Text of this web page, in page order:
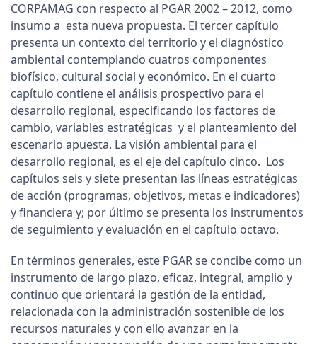
CORPAMAG con respecto al PGAR 2002 – 2012, como
insumo a esta nueva propuesta. El tercer capítulo
presenta un contexto del territorio y el diagnóstico
ambiental contemplando cuatros componentes
biofísico, cultural social y económico. En el cuarto
capítulo contiene el análisis prospectivo para el
desarrollo regional, especificando los factores de
cambio, variables estratégicas y el planteamiento del
escenario apuesta. La visión ambiental para el
desarrollo regional, es el eje del capítulo cinco. Los
capítulos seis y siete presentan las líneas estratégicas
de acción (programas, objetivos, metas e indicadores)
y financiera y; por último se presenta los instrumentos
de seguimiento y evaluación en el capítulo octavo.
En términos generales, este PGAR se concibe como un
instrumento de largo plazo, eficaz, integral, amplio y
continuo que orientará la gestión de la entidad,
relacionada con la administración sostenible de los
recursos naturales y con ello avanzar en la